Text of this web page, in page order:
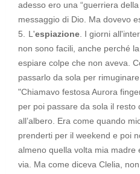
adesso ero una “guerriera
messaggio di Dio. Ma dovevo
L'espiazione. I giorni
non sono facili, anche perché
espiare colpe che non aveva.
passarlo da sola per
"Chiamavo festosa Aurora
per poi passare da sola il resto
all’albero. Era come quando
prenderti per il weekend e poi
almeno quella volta mia madre
via. Ma come diceva Clelia,